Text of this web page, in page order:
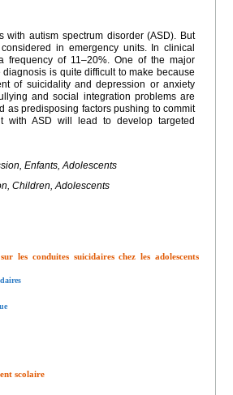
autism spectrum disorder (ASD). But
in emergency units. In clinical
frequency of 11–20%. One of the major
is quite difficult to make because
of suicidality and depression or anxiety
and social integration problems are
as predisposing factors pushing to commit
with ASD will lead to develop targeted
Enfants, Adolescents
Children, Adolescents
les conduites suicidaires chez les adolescents
scolaire